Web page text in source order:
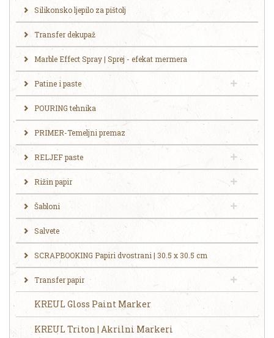
Silikonsko ljepilo za pištolj
Transfer dekupaž
Marble Effect Spray | Sprej - efekat mermera
Patine i paste
POURING tehnika
PRIMER-Temeljni premaz
RELJEF paste
Rižin papir
Šabloni
Salvete
SCRAPBOOKING Papiri dvostrani | 30.5 x 30.5 cm
Transfer papir
KREUL Gloss Paint Marker
KREUL Triton | Akrilni Markeri